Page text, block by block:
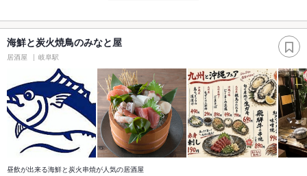
海鮮と炭火焼鳥のみなと屋
居酒屋 岐阜駅
昼飲が出来る海鮮と炭火串焼が人気の居酒屋